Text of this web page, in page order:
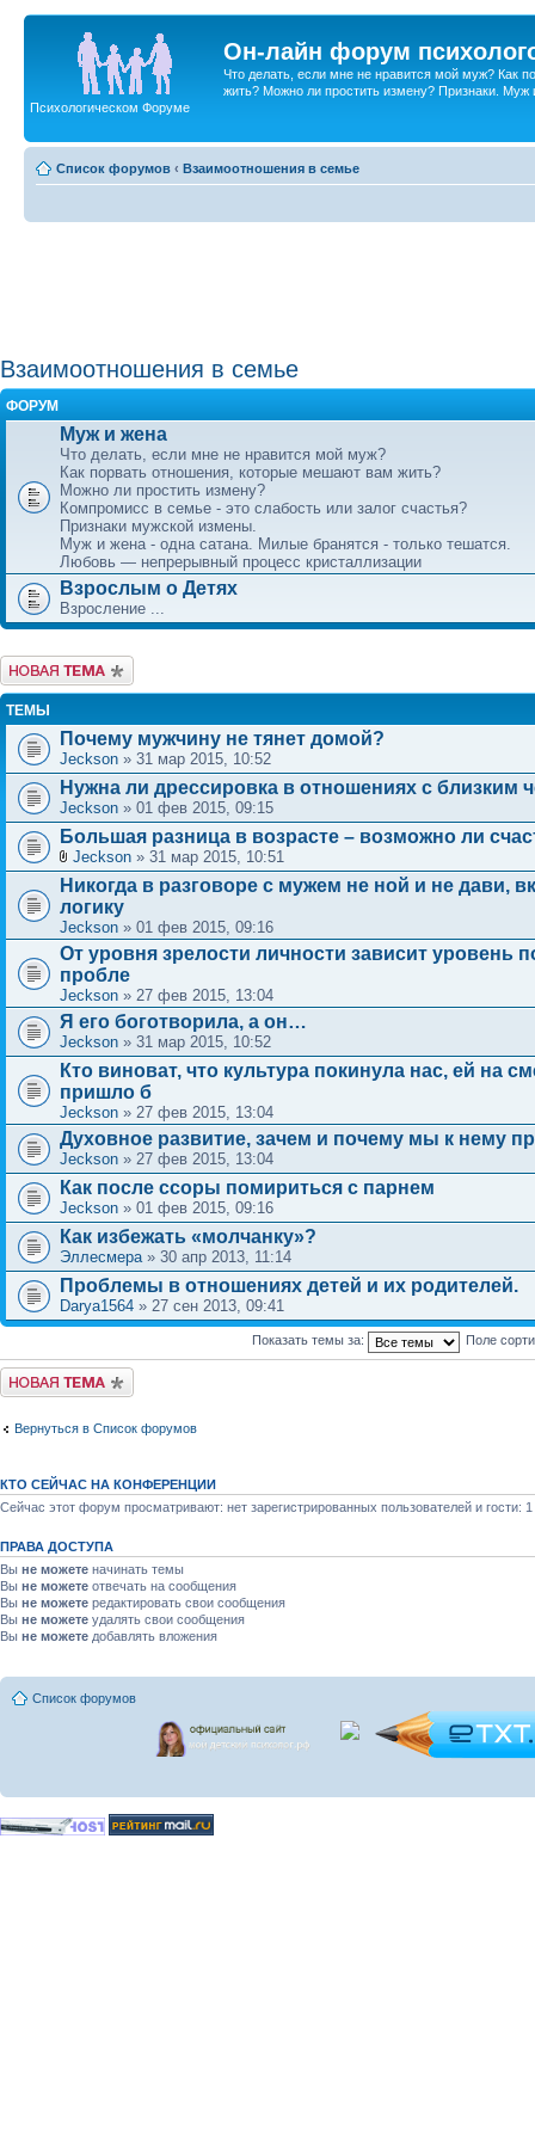
Он-лайн форум
Что делать, если мне не нравится мой муж? Как
жить? Можно ли простить измену? Признаки. Муж
Психологическом Форуме
Список форумов ‹ Взаимоотношения в семье
Взаимоотношения в семье
ФОРУМ
Муж и жена
Что делать, если мне не нравится мой муж?
Как порвать отношения, которые мешают вам жить?
Можно ли простить измену?
Компромисс в семье - это слабость или залог счастья?
Признаки мужской измены.
Муж и жена - одна сатана. Милые бранятся - только тешатся.
Любовь — непрерывный процесс кристаллизации
Взрослым о Детях
Взросление ...
Новая тема
ТЕМЫ
Почему мужчину не тянет домой?
Jeckson » 31 мар 2015, 10:52
Нужна ли дрессировка в отношениях с близким
Jeckson » 01 фев 2015, 09:15
Большая разница в возрасте – возможно ли
Jeckson » 31 мар 2015, 10:51
Никогда в разговоре с мужем не ной и не дави,
логику
Jeckson » 01 фев 2015, 09:16
От уровня зрелости личности зависит уровень
пробле
Jeckson » 27 фев 2015, 13:04
Я его боготворила, а он…
Jeckson » 31 мар 2015, 10:52
Кто виноват, что культура покинула нас, ей на
пришло б
Jeckson » 27 фев 2015, 13:04
Духовное развитие, зачем и почему мы к нему
Jeckson » 27 фев 2015, 13:04
Как после ссоры помириться с парнем
Jeckson » 01 фев 2015, 09:16
Как избежать «молчанку»?
Эллесмера » 30 апр 2013, 11:14
Проблемы в отношениях детей и их родителей.
Darya1564 » 27 сен 2013, 09:41
Показать темы за: Поле
Новая тема
Вернуться в Список форумов
КТО СЕЙЧАС НА КОНФЕРЕНЦИИ
Сейчас этот форум просматривают: нет зарегистрированных пользователей и гости: 1
ПРАВА ДОСТУПА
Вы не можете начинать темы
Вы не можете отвечать на сообщения
Вы не можете редактировать свои сообщения
Вы не можете удалять свои сообщения
Вы не можете добавлять вложения
Список форумов